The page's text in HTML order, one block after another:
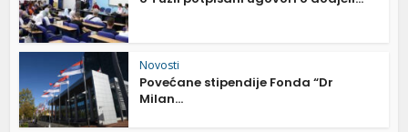
Novosti
Povećane stipendije Fonda “Dr
Milan...